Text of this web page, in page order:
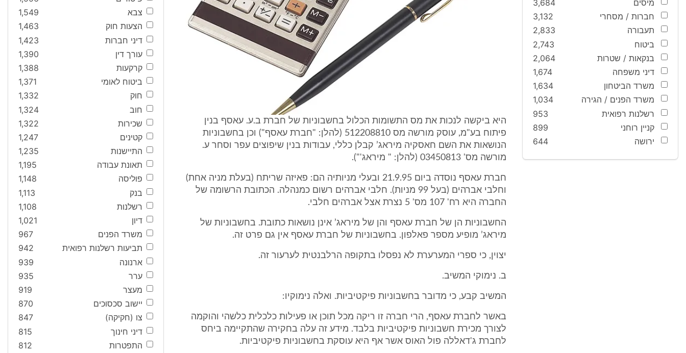
מיסים
3,684
חברות / מסחרי
3,132
תעבורה
2,833
ביטוח
2,743
בנקאות / שטרות
2,064
דיני משפחה
1,674
משרד הביטחון
1,634
משרד הפנים / הגירה
1,034
רשלנות רפואית
953
קניין רוחני
899
ירושה
644
היא ביקשה לנכות את מס התשומות הכלול בחשבוניות של חברת ב.ע. עאסף בנין
פיתוח בע"מ, עוסק מורשה מס 512208810 (להלן: "חברת עאסף") וכן בחשבוניות
הנושאות את השם חאסקיה מיראג’ קבלן כללי, עבודות בנין שיפוצים עפר וסחר ע.
מורשה מס' 03450813 (להלן: " מיראג'").
חברת עאסף נוסדה ביום 21.9.95 ובעלי מניותיה הם: פאיזה שריתח (בעלת מניה אחת)
וחלבי אברהים (בעל 99 מניות). חלבי אברהים רשום כמנהלה. הכתובת הרשומה של
החברה היא רח' 107 מס' 5 נצרת אצל אברהים חלבי.
החשבוניות הן של חברת עאסף והן של מיראג’ אינן נושאות כתובת. בחשבוניות של
מיראג’ מופיע מספר פאלפון. בחשבוניות של חברת עאסף אין גם פרט זה.
יצוין, כי ספרי המערערת לא נפסלו בתקופה הרלבנטית לערעור זה.
ב. נימוקי המשיב.
המשיב קבע, כי מדובר בחשבוניות פיקטיביות. ואלה נימוקיו:
באשר לחברת עאסף, הרי חברה זו ריקה מכל תוכן או פעילות כלכלית כלשהי והוקמה
לצורך מכירת חשבוניות פיקטיביות בלבד. מידע זה עלה בחקירה שהתקיימה ביחס
לחברת ג'דאללה פול האוס אשר אף היא עוסקת בחשבוניות פיקטיביות.
צבא
1,549
הצעות חוק
1,463
דיני חברות
1,423
עורך דין
1,390
קרקעות
1,388
ביטוח לאומי
1,371
חוק
1,332
חוב
1,324
שכירות
1,322
קטינים
1,247
התיישנות
1,235
תאונת עבודה
1,195
פוליסה
1,148
בנק
1,113
רשלנות
1,108
דיון
1,021
משרד הפנים
967
תביעות רשלנות רפואית
942
ארנונה
939
ערר
935
מעצר
919
יישוב סכסוכים
870
צו (חקיקה)
847
דיני חינוך
815
התפטרות
812